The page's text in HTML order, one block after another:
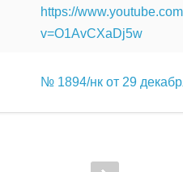
https://
v=O1AvCXaDj5w
№ 1894/нк от 29